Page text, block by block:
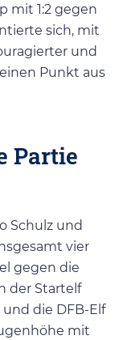
mit 1:2 gegen
sich, mit
und
Punkt aus
Partie
Schulz und
vier
gegen die
der Startelf
die DFB-Elf
mit